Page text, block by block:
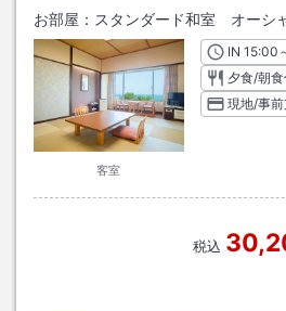
お部屋： スタンダード和室 オーシ
客室
INチェ
15:00
夕食/朝食
現地/事
税込